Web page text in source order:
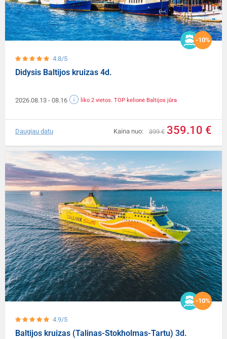
4.8/5
-10%
Didysis Baltijos kruizas 4d.
2026.08.13 - 08.16 liko 2 vietos. TOP kelionė Baltijos jūra
Kaina nuo: 399 € 359.10 €
Daugiau datų
4.9/5
-10%
Baltijos kruizas (Talinas-Stokholmas-Tartu) 3d.